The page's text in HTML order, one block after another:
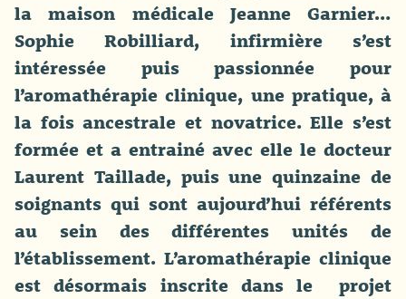
la maison médicale Jeanne Garnier…
Sophie Robilliard, infirmière s’est
intéressée puis passionnée pour
l’aromathérapie clinique, une pratique, à
la fois ancestrale et novatrice. Elle s’est
formée et a entrainé avec elle le docteur
Laurent Taillade, puis une quinzaine de
soignants qui sont aujourd’hui référents
au sein des différentes unités de
l’établissement. L’aromathérapie clinique
est désormais inscrite dans le projet